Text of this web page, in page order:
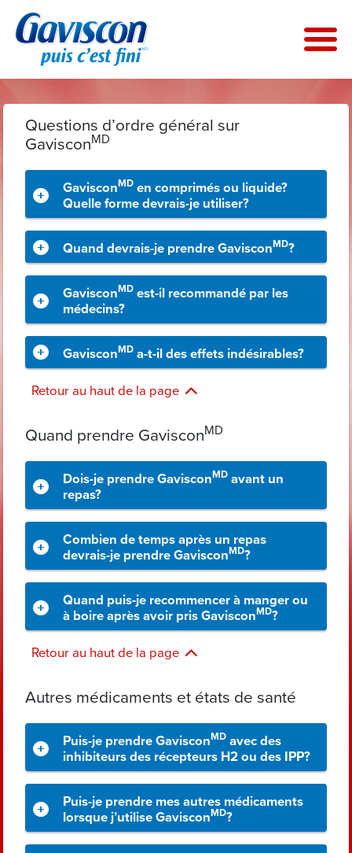
main
content
Questions d’ordre général sur
GavisconMD
GavisconMD en comprimés ou liquide?
Quelle forme devrais-je utiliser?
Quand devrais-je prendre GavisconMD?
GavisconMD est-il recommandé par les
médecins?
GavisconMD a-t-il des effets indésirables?
Retour au haut de la page
Quand prendre GavisconMD
Dois-je prendre GavisconMD avant un
repas?
Combien de temps après un repas
devrais-je prendre GavisconMD?
Quand puis-je recommencer à manger ou
à boire après avoir pris GavisconMD?
Retour au haut de la page
Autres médicaments et états de santé
Puis-je prendre GavisconMD avec des
inhibiteurs des récepteurs H2 ou des IPP?
Puis-je prendre mes autres médicaments
lorsque j’utilise GavisconMD?